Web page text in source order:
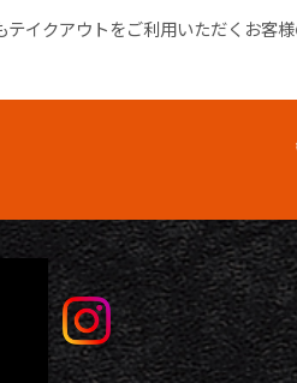
テイクアウトをご利用いただくお客